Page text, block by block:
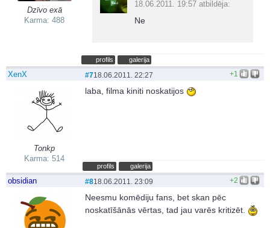
Dzīvo exā
Karma: 488
18.06.2011. 19:57 atbildēja:
Ne
profils galerija
XenX
Tonkp
Karma: 514
+1
#718.06.2011. 22:27
laba, filma kiniti noskatijos
profils galerija
obsidian +2
#818.06.2011. 23:09
Neesmu komēdiju fans, bet skan pēc
noskatīšānās vērtas, tad jau varēs kritizēt.